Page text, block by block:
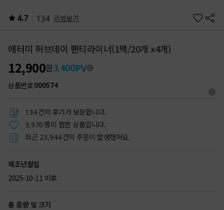
4.7 134 리뷰보기
애터미 허브데이 팬티라이너(1팩/20개 x4개)
12,900원3,400PV
상품번호000574
134건의 후기가 보장합니다.
3,970 명이 찜한 상품입니다.
최근 23,944건의 주문이 발생했어요.
제조년월일
2025-10-11 이후
총 중량 및 크기